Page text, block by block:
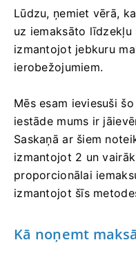
Lūdzu, ņemiet vērā,
uz iemaksāto līdzekļu
izmantojot jebkuru
ierobežojumiem.
Mēs esam ieviesuši
iestāde mums ir
Saskaņā ar šiem
izmantojot 2 un
proporcionālai
izmantojot šīs
Kā noņemt